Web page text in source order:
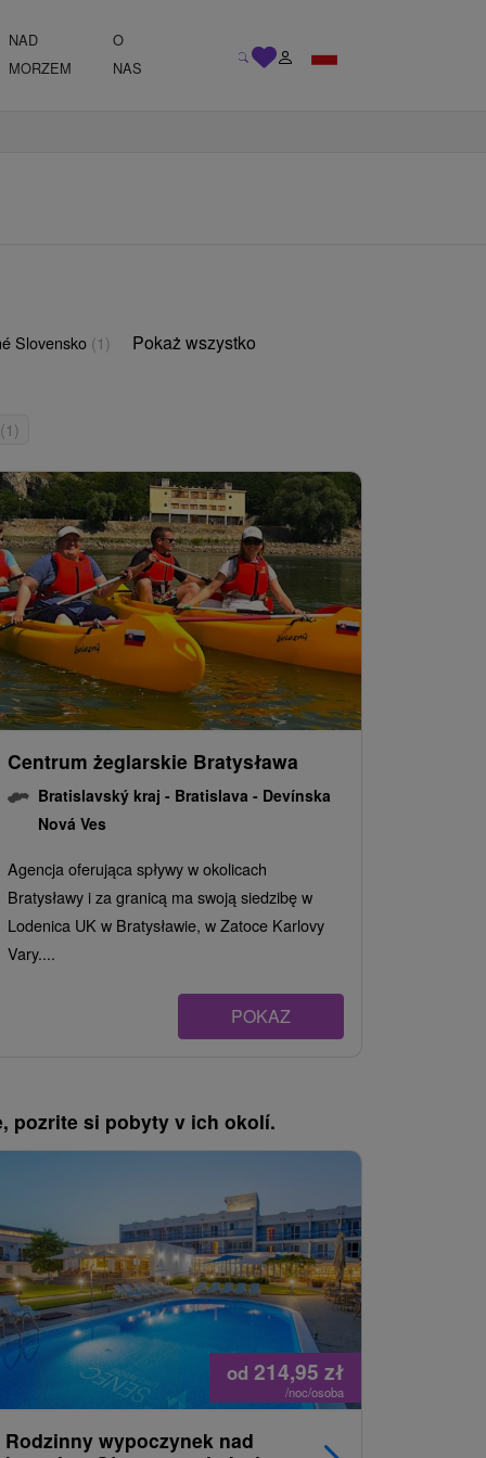
NAD
MORZEM
O
NAS
Slovensko (1) Pokaż wszystko
(1)
Centrum żeglarskie Bratysława
Bratislavský kraj - Bratislava - Devínska
Nová Ves
Agencja oferująca spływy w okolicach
Bratysławy i za granicą ma swoją siedzibę w
Lodenica UK w Bratysławie, w Zatoce Karlovy
Vary....
POKAZ
pozrite si pobyty v ich okolí.
od 214,95 zł
/noc/osoba
Rodzinny wypoczynek nad